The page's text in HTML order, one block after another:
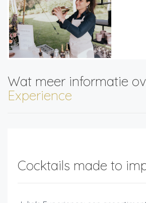
Wat meer informatie
Experience
Cocktails made to